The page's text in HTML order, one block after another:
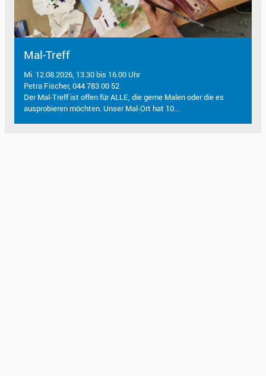
Mal-Treff
Mi. 12.08.2026, 13.30 bis 16.00 Uhr
Petra Fischer, 044 783 00 52
Der Mal-Treff ist offen für ALLE, die gerne Malen oder die es
ausprobieren möchten. Unser Mal-Ort hat 10...